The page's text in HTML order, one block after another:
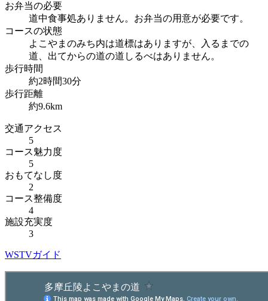
お弁当の必要
道中食事処ありません。お弁当の用意が必要です。
コースの状態
よこやまのみち内は道標はありますが、入るまでの
道、出てからの道の道しるべはありません。
歩行時間
約2時間30分
歩行距離
約9.6km
交通アクセス
5
コース魅力度
5
おもてなし度
2
コース整備度
4
施設充実度
3
WSTVガイド